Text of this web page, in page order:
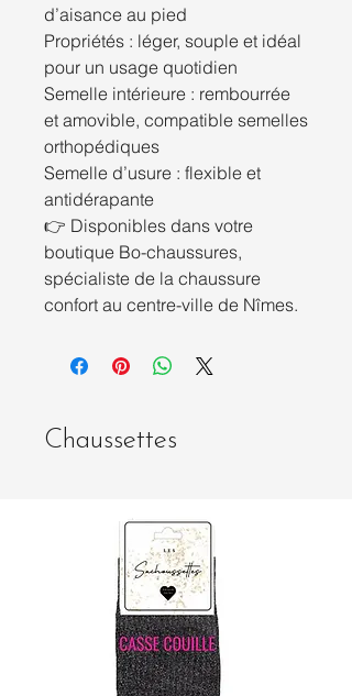
d’aisance au pied
Propriétés : léger, souple et idéal
pour un usage quotidien
Semelle intérieure : rembourrée
et amovible, compatible semelles
orthopédiques
Semelle d’usure : flexible et
antidérapante
👉 Disponibles dans votre
boutique Bo-chaussures,
spécialiste de la chaussure
confort au centre-ville de Nîmes.
Chaussettes